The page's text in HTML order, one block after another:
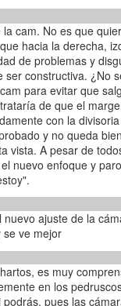
hacia la derecha,
de problemas y
ser constructiva. ¿No
para evitar que
de que el
con la
y no queda
vista. A pesar de
nuevo enfoque y
ajuste de la
se ve mejor
es muy
en los
pues las